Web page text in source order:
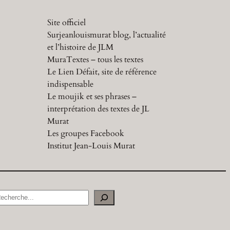
Site officiel
Surjeanlouismurat blog, l’actualité
et l’histoire de JLM
MuraTextes – tous les textes
Le Lien Défait, site de référence
indispensable
Le moujik et ses phrases –
interprétation des textes de JL
Murat
Les groupes Facebook
Institut Jean-Louis Murat